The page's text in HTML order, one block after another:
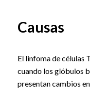
Causas
El linfoma de células
cuando los glóbulos
presentan cambios